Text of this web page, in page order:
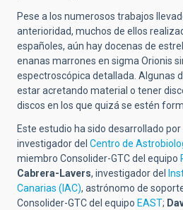
Pese a los numerosos trabajos
anterioridad, muchos de ellos
españoles, aún hay docenas de
enanas marrones en sigma Orionis
espectroscópica detallada. Algunas
estar acretando material o tener
discos en los que quizá se estén
Este estudio ha sido desarrollado por
investigador del Centro de
miembro Consolider-GTC del equipo
Cabrera-Lavers, investigador del
Canarias (IAC), astrónomo de
Consolider-GTC del equipo EAST;